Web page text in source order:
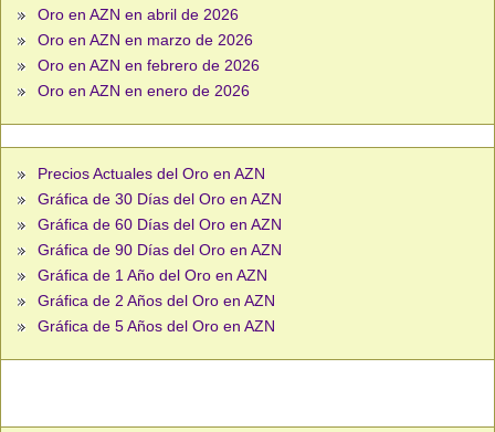
Oro en AZN en abril de 2026
Oro en AZN en marzo de 2026
Oro en AZN en febrero de 2026
Oro en AZN en enero de 2026
Precios Actuales del Oro en AZN
Gráfica de 30 Días del Oro en AZN
Gráfica de 60 Días del Oro en AZN
Gráfica de 90 Días del Oro en AZN
Gráfica de 1 Año del Oro en AZN
Gráfica de 2 Años del Oro en AZN
Gráfica de 5 Años del Oro en AZN